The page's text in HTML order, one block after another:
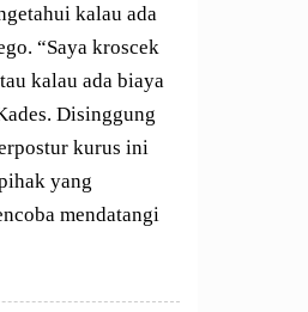
kalau ada
“Saya kroscek
kalau ada biaya
Disinggung
kurus ini
yang
mendatangi